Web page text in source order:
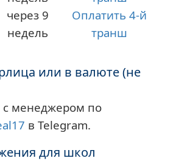
через 9
недель
Оплатить 4-й
транш
или в валюте (не
с менеджером по
в Telegram.
для школ